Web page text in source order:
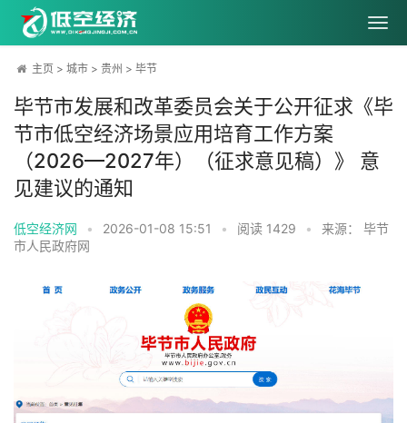
主页 > 城市 > 贵州 > 毕节
毕节市发展和改革委员会关于公开征求《毕
节市低空经济场景应用培育工作方案
（2026—2027年）（征求意见稿）》 意
见建议的通知
低空经济网 • 2026-01-08 15:51 • 阅读 1429 •
来源： 毕节
市人民政府网